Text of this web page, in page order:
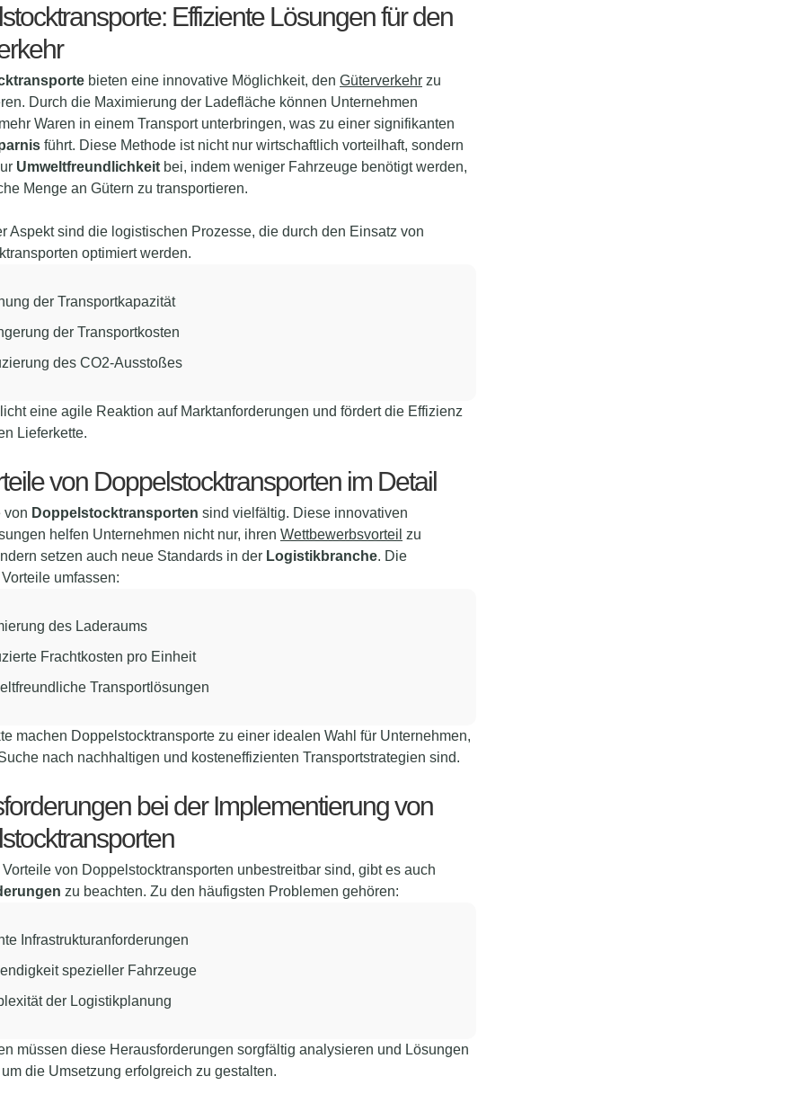
Effiziente Lösungen für den
bieten eine innovative Möglichkeit, den Güterverkehr zu
Durch die Maximierung der Ladefläche können Unternehmen
Waren in einem Transport unterbringen, was zu einer signifikanten
führt. Diese Methode ist nicht nur wirtschaftlich vorteilhaft, sondern
Umweltfreundlichkeit bei, indem weniger Fahrzeuge benötigt werden,
Menge an Gütern zu transportieren.
Aspekt sind die logistischen Prozesse, die durch den Einsatz von
optimiert werden.
der Transportkapazität
der Transportkosten
des CO2-Ausstoßes
eine agile Reaktion auf Marktanforderungen und fördert die Effizienz
Lieferkette.
von Doppelstocktransporten im Detail
von Doppelstocktransporten sind vielfältig. Diese innovativen
helfen Unternehmen nicht nur, ihren Wettbewerbsvorteil zu
setzen auch neue Standards in der Logistikbranche. Die
umfassen:
des Laderaums
Frachtkosten pro Einheit
Transportlösungen
machen Doppelstocktransporte zu einer idealen Wahl für Unternehmen,
nach nachhaltigen und kosteneffizienten Transportstrategien sind.
bei der Implementierung von
von Doppelstocktransporten unbestreitbar sind, gibt es auch
zu beachten. Zu den häufigsten Problemen gehören:
Infrastrukturanforderungen
spezieller Fahrzeuge
der Logistikplanung
müssen diese Herausforderungen sorgfältig analysieren und Lösungen
die Umsetzung erfolgreich zu gestalten.